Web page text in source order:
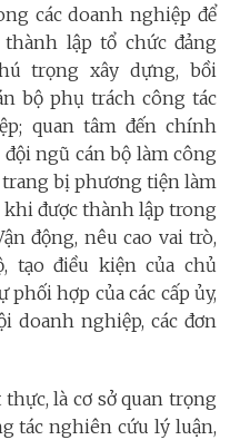
các doanh nghiệp để
lập tổ chức đảng
trọng xây dựng, bồi
bộ phụ trách công tác
quan tâm đến chính
ngũ cán bộ làm công
bị phương tiện làm
khi được thành lập trong
động, nêu cao vai trò,
tạo điều kiện của chủ
hợp của các cấp ủy,
doanh nghiệp, các đơn
là cơ sở quan trọng
tác nghiên cứu lý luận,